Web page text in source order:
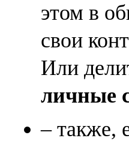
этом в
свои
Или
личные
– также,